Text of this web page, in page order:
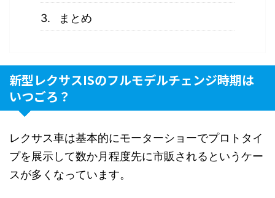
まとめ
新型レクサスISのフルモデルチェンジ時期は
いつごろ？
レクサス車は基本的にモーターショーでプロトタイ
プを展示して数か月程度先に市販されるというケー
スが多くなっています。